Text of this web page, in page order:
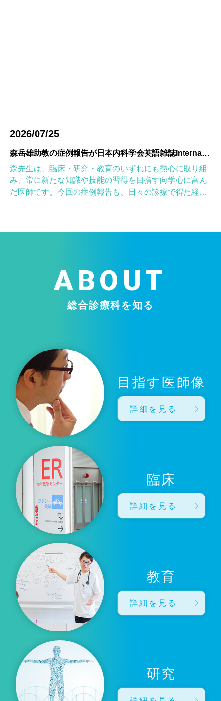
2026/07/25
森岳雄助教の症例報告が日本内科学会英語雑誌Internal Medicineに掲載されました
森先生は、臨床・研究・教育のいずれにも熱心に取り組
み、常に新たな知識や技能の習得を目指す向学心に富ん
だ医師です。今回の症例報告も、日々の診療で得た経験
ABOUT
総合診療科を知る
目指す医師像
詳細を見る
臨床
詳細を見る
教育
詳細を見る
研究